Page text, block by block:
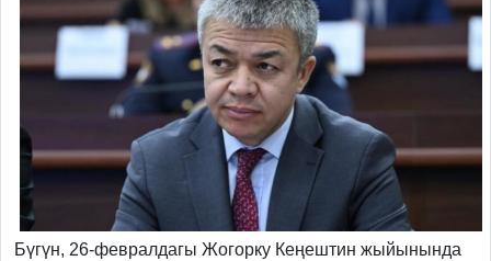
Бүгүн, 26-февралдагы Жогорку Кеңештин жыйынында